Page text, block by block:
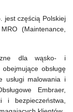
jest częścią Polskiej
(Maintenance,
dla wąsko- i
obsługę
usługi malowania i
Embraer,
i bezpieczeństwa,